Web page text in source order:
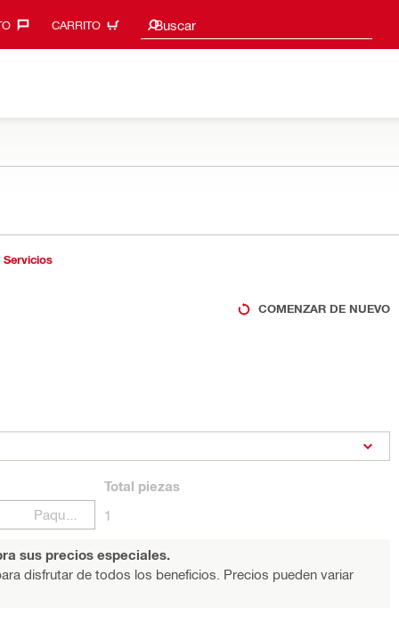
CARRITO Buscar
Sugerencias de búsqueda
Servicios
COMENZAR DE NUEVO
Paquetes
Total piezas
1
sus precios especiales.
disfrutar de todos los beneficios. Precios pueden variar